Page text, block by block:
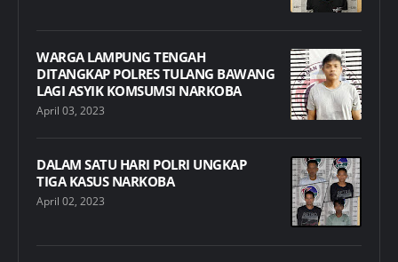
WARGA LAMPUNG TENGAH
DITANGKAP POLRES TULANG BAWANG
LAGI ASYIK KOMSUMSI NARKOBA
April 03, 2023
DALAM SATU HARI POLRI UNGKAP
TIGA KASUS NARKOBA
April 02, 2023